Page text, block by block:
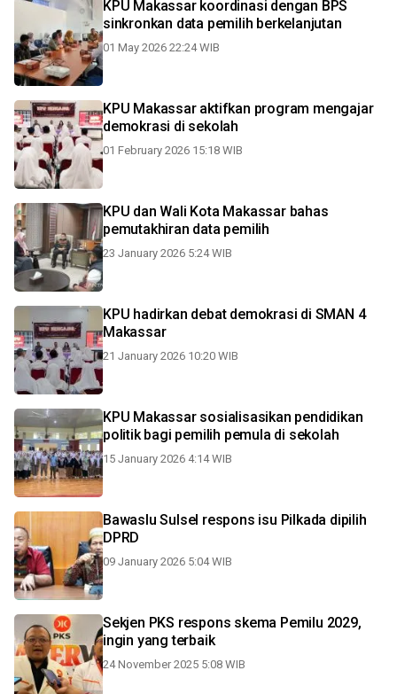
KPU Makassar koordinasi dengan BPS
sinkronkan data pemilih berkelanjutan
01 May 2026 22:24 WIB
KPU Makassar aktifkan program mengajar
demokrasi di sekolah
01 February 2026 15:18 WIB
KPU dan Wali Kota Makassar bahas
pemutakhiran data pemilih
23 January 2026 5:24 WIB
KPU hadirkan debat demokrasi di SMAN 4
Makassar
21 January 2026 10:20 WIB
KPU Makassar sosialisasikan pendidikan
politik bagi pemilih pemula di sekolah
15 January 2026 4:14 WIB
Bawaslu Sulsel respons isu Pilkada dipilih
DPRD
09 January 2026 5:04 WIB
Sekjen PKS respons skema Pemilu 2029,
ingin yang terbaik
24 November 2025 5:08 WIB